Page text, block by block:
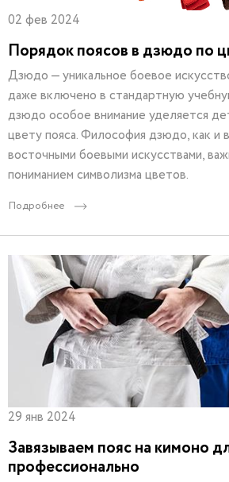
02 фев 2024
Порядок поясов в дзюдо по
Дзюдо — уникальное боевое
даже включено в стандартную
дзюдо особое внимание уделяется
цвету пояса. Философия дзюдо, как и
восточными боевыми искусствами,
пониманием символизма цветов.
Подробнее
29 янв 2024
Завязываем пояс на кимоно
профессионально